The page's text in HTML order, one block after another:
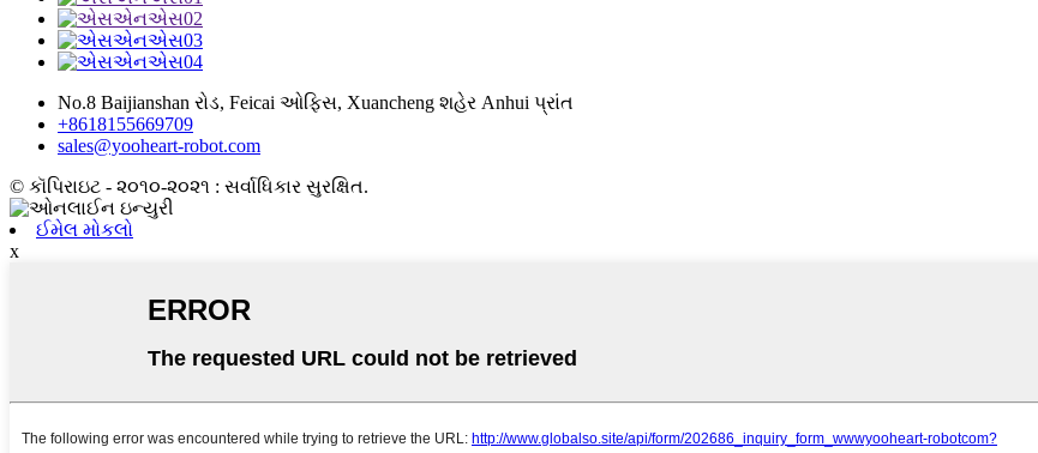
No.8 Baijianshan રોડ, Feicai ઓફિસ, Xuancheng શહેર Anhui પ્રાંત
+8618155669709
sales@yooheart-robot.com
© કૉપિરાઇટ - ૨૦૧૦-૨૦૨૧ : સર્વાધિકાર સુરક્ષિત.
ઈમેલ મોકલો
x